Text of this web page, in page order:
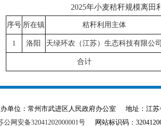
2025年小麦秸秆规模离田
序号 所在镇 秸秆利用主体
1 洛阳 天绿环农（江苏）生态科技有限公司
合计
办单位：常州市武进区人民政府办公室 地址：江
公网安备32041202000001号 网站标识码：